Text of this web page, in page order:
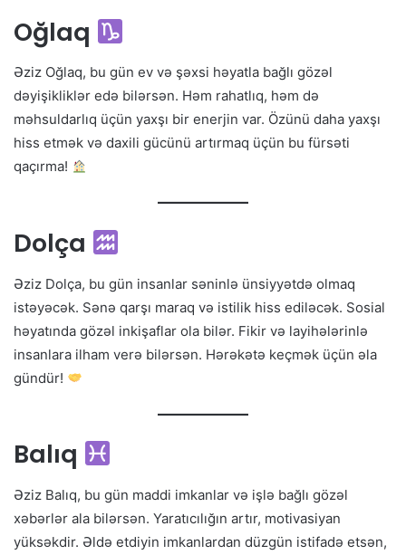
Oğlaq
Əziz Oğlaq, bu gün ev və şəxsi həyatla bağlı gözəl
dəyişikliklər edə bilərsən. Həm rahatlıq, həm də
məhsuldarlıq üçün yaxşı bir enerjin var. Özünü daha yaxşı
hiss etmək və daxili gücünü artırmaq üçün bu fürsəti
qaçırma!
Dolça
Əziz Dolça, bu gün insanlar səninlə ünsiyyətdə olmaq
istəyəcək. Sənə qarşı maraq və istilik hiss ediləcək. Sosial
həyatında gözəl inkişaflar ola bilər. Fikir və layihələrinlə
insanlara ilham verə bilərsən. Hərəkətə keçmək üçün əla
gündür!
Balıq
Əziz Balıq, bu gün maddi imkanlar və işlə bağlı gözəl
xəbərlər ala bilərsən. Yaratıcılığın artır, motivasiyan
yüksəkdir. Əldə etdiyin imkanlardan düzgün istifadə etsən,